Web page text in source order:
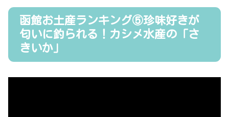
函館お土産ランキング⑤珍味好きが
匂いに釣られる！カシメ水産の「さ
きいか」